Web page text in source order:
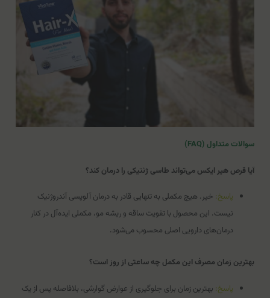
سوالات متداول (FAQ)
آیا قرص هیر ایکس می‌تواند طاسی ژنتیکی را درمان کند؟
پاسخ: خیر. هیچ مکملی به تنهایی قادر به درمان آلوپسی آندروژنیک
نیست. این محصول با تقویت ساقه و ریشه مو، مکملی ایده‌آل در کنار
درمان‌های دارویی اصلی محسوب می‌شود.
بهترین زمان مصرف این مکمل چه ساعتی از روز است؟
پاسخ: بهترین زمان برای جلوگیری از عوارض گوارشی، بلافاصله پس از یک